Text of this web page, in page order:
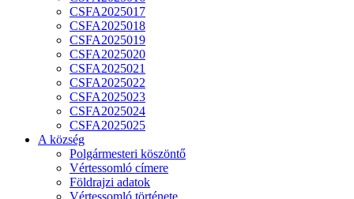
CSFA2025017
CSFA2025018
CSFA2025019
CSFA2025020
CSFA2025021
CSFA2025022
CSFA2025023
CSFA2025024
CSFA2025025
A község
Polgármesteri köszöntő
Vértessomló címere
Földrajzi adatok
Vértessomló története